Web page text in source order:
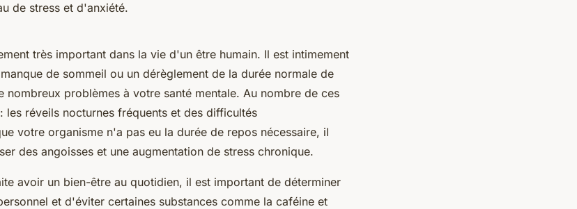
de stress et d'anxiété.
très important dans la vie d'un être humain. Il est intimement
de sommeil ou un dérèglement de la durée normale de
nombreux problèmes à votre santé mentale. Au nombre de ces
les réveils nocturnes fréquents et des difficultés
votre organisme n'a pas eu la durée de repos nécessaire, il
des angoisses et une augmentation de stress chronique.
avoir un bien-être au quotidien, il est important de déterminer
et d'éviter certaines substances comme la caféine et